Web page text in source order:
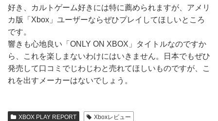
好き、カルトゲーム好きには特に薦められますが、アメリ
カ版「Xbox」ユーザーならぜひプレイしてほしいところ
です。
響きも心地良い「ONLY ON XBOX」タイトルなのですか
ら、これを楽しまないわけにはいきません。日本でもぜひ
発売して口コミでじわじわと売れてほしいものですが、こ
れを出すメーカーはないでしょう。
XBOX PLAY REPORT Xboxレビュー